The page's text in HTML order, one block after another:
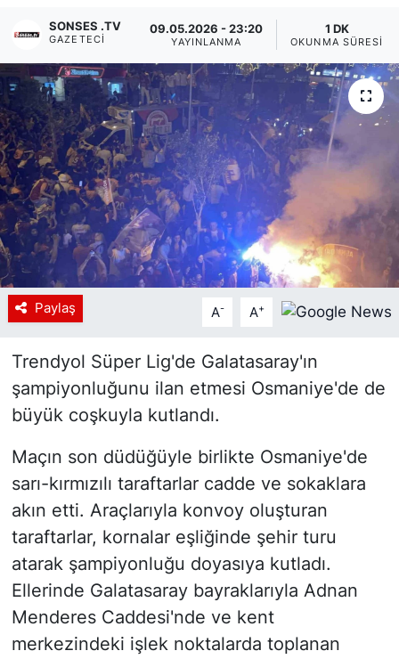
SONSES .TV
GAZETECI
09.05.2026 - 23:20
YAYINLANMA
1 DK
OKUNMA SÜRESI
Paylaş A- A+
Trendyol Süper Lig'de Galatasaray'ın
şampiyonluğunu ilan etmesi Osmaniye'de de
büyük coşkuyla kutlandı.
Maçın son düdüğüyle birlikte Osmaniye'de
sarı-kırmızılı taraftarlar cadde ve sokaklara
akın etti. Araçlarıyla konvoy oluşturan
taraftarlar, kornalar eşliğinde şehir turu
atarak şampiyonluğu doyasıya kutladı.
Ellerinde Galatasaray bayraklarıyla Adnan
Menderes Caddesi'nde ve kent
merkezindeki işlek noktalarda toplanan
SAĞLIK
Siyaset
YEREL HABER
Haberde insan
Tanıtım
Haber Arşivi